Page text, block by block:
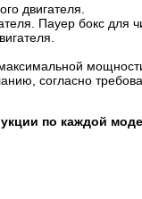
двигателя.
Пауер бокс для
согласно
по каждой